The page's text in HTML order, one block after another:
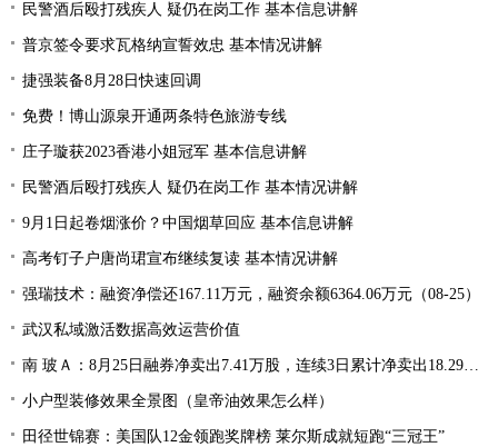
民警酒后殴打残疾人 疑仍在岗工作 基本信息讲解
普京签令要求瓦格纳宣誓效忠 基本情况讲解
捷强装备8月28日快速回调
免费！博山源泉开通两条特色旅游专线
庄子璇获2023香港小姐冠军 基本信息讲解
民警酒后殴打残疾人 疑仍在岗工作 基本情况讲解
9月1日起卷烟涨价？中国烟草回应 基本信息讲解
高考钉子户唐尚珺宣布继续复读 基本情况讲解
强瑞技术：融资净偿还167.11万元，融资余额6364.06万元（08-25）
武汉私域激活数据高效运营价值
南 玻Ａ：8月25日融券净卖出7.41万股，连续3日累计净卖出18.29万股
小户型装修效果全景图（皇帝油效果怎么样）
田径世锦赛：美国队12金领跑奖牌榜 莱尔斯成就短跑“三冠王”